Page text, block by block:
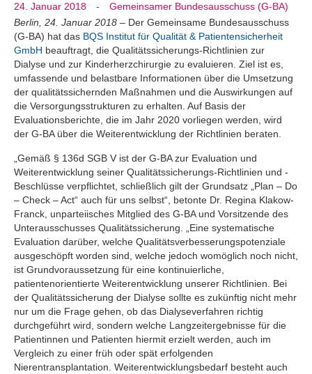
24. Januar 2018 -
Gemeinsamer Bundesausschuss (G-BA)
Berlin, 24. Januar 2018 – Der Gemeinsame Bundesausschuss
(G-BA) hat das BQS Institut für Qualität & Patientensicherheit
GmbH beauftragt, die Qualitätssicherungs-Richtlinien zur
Dialyse und zur Kinderherzchirurgie zu evaluieren. Ziel ist es,
umfassende und belastbare Informationen über die Umsetzung
der qualitätssichernden Maßnahmen und die Auswirkungen auf
die Versorgungsstrukturen zu erhalten. Auf Basis der
Evaluationsberichte, die im Jahr 2020 vorliegen werden, wird
der G-BA über die Weiterentwicklung der Richtlinien beraten.
„Gemäß § 136d SGB V ist der G-BA zur Evaluation und
Weiterentwicklung seiner Qualitätssicherungs-Richtlinien und -
Beschlüsse verpflichtet, schließlich gilt der Grundsatz „Plan – Do
– Check – Act“ auch für uns selbst“, betonte Dr. Regina Klakow-
Franck, unparteiisches Mitglied des G-BA und Vorsitzende des
Unterausschusses Qualitätssicherung. „Eine systematische
Evaluation darüber, welche Qualitätsverbesserungspotenziale
ausgeschöpft worden sind, welche jedoch womöglich noch nicht,
ist Grundvoraussetzung für eine kontinuierliche,
patientenorientierte Weiterentwicklung unserer Richtlinien. Bei
der Qualitätssicherung der Dialyse sollte es zukünftig nicht mehr
nur um die Frage gehen, ob das Dialyseverfahren richtig
durchgeführt wird, sondern welche Langzeitergebnisse für die
Patientinnen und Patienten hiermit erzielt werden, auch im
Vergleich zu einer früh oder spät erfolgenden
Nierentransplantation. Weiterentwicklungsbedarf besteht auch